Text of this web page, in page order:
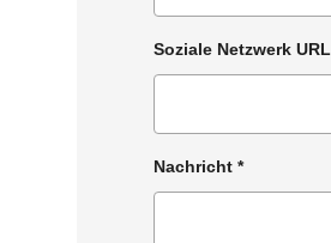
Soziale Netzwerk URL
Nachricht *